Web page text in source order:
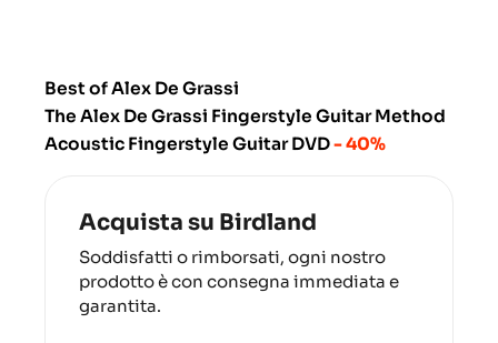
Best of Alex De Grassi
The Alex De Grassi Fingerstyle Guitar Method
Acoustic Fingerstyle Guitar DVD- 40%
Acquista su Birdland
Soddisfatti o rimborsati, ogni nostro
prodotto è con consegna immediata e
garantita.